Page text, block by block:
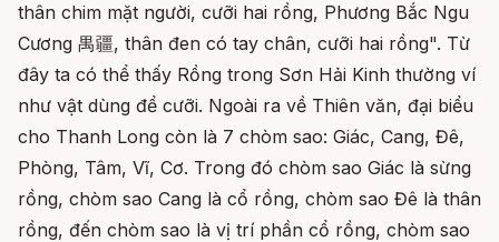
thân chim mặt người, cưỡi hai rồng, Phương Bắc Ngu
Cương 禺疆, thân đen có tay chân, cưỡi hai rồng". Từ
đây ta có thể thấy Rồng trong Sơn Hải Kinh thường ví
như vật dùng để cưỡi. Ngoài ra về Thiên văn, đại biểu
cho Thanh Long còn là 7 chòm sao: Giác, Cang, Đê,
Phòng, Tâm, Vĩ, Cơ. Trong đó chòm sao Giác là sừng
rồng, chòm sao Cang là cổ rồng, chòm sao Đê là thân
rồng, đến chòm sao là vị trí phần cổ rồng, chòm sao